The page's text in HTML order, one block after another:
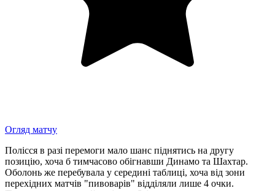
Огляд матчу
Полісся в разі перемоги мало шанс піднятись на другу
позицію, хоча б тимчасово обігнавши Динамо та Шахтар.
Оболонь же перебувала у середині таблиці, хоча від зони
перехідних матчів "пивоварів" відділяли лише 4 очки.